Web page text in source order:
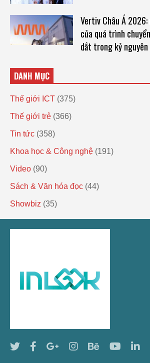
Vertiv Châu Á
của quá trình
dắt trong kỷ nguyên
DANH MỤC
Thế giới ICT (375)
Thế giới trẻ (366)
Tin tức (358)
Khoa học & Công nghệ (191)
Video (90)
Sách & Văn hóa đọc (44)
Showbiz (35)